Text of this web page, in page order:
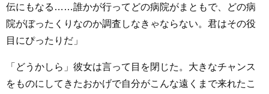
伝にもなる……誰かが行ってどの病院がまともで、どの病
院がぼったくりなのか調査しなきゃならない。君はその役
目にぴったりだ」
「どうかしら」彼女は言って目を閉じた。大きなチャンス
をものにしてきたおかげで自分がこんな遠くまで来れたこ